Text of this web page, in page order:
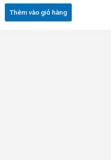
Thêm vào giỏ hàng